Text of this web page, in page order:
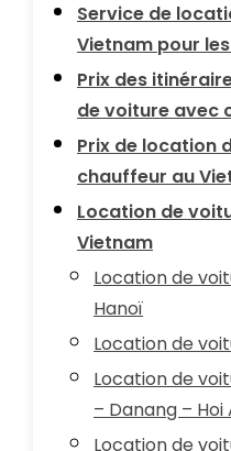
Service de
Vietnam pour
Prix des
de voiture avec
Prix de location
chauffeur au
Location de
Vietnam
Location de
Hanoï
Location de
Location de
– Danang – Hoi
Location de